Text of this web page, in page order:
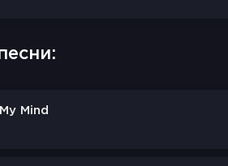
Mind